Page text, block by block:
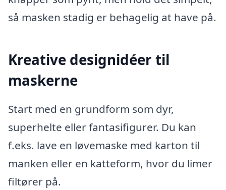
så masken stadig er behagelig at have på.
Kreative designidéer til
maskerne
Start med en grundform som dyr,
superhelte eller fantasifigurer. Du kan
f.eks. lave en løvemaske med karton til
manken eller en katteform, hvor du limer
filtører på.